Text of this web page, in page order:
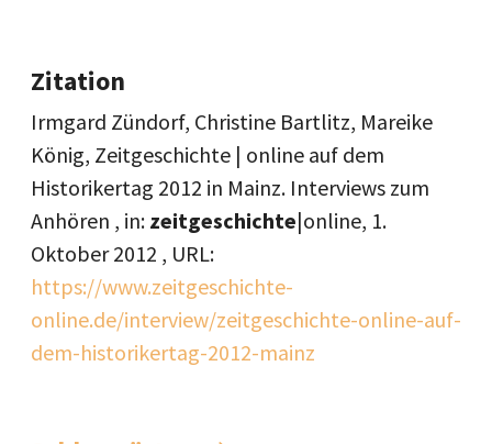
Zitation
Irmgard Zündorf, Christine Bartlitz, Mareike
König, Zeitgeschichte | online auf dem
Historikertag 2012 in Mainz. Interviews zum
Anhören , in: zeitgeschichte|online, 1.
Oktober 2012 , URL:
https://www.zeitgeschichte-
online.de/interview/zeitgeschichte-online-auf-
dem-historikertag-2012-mainz